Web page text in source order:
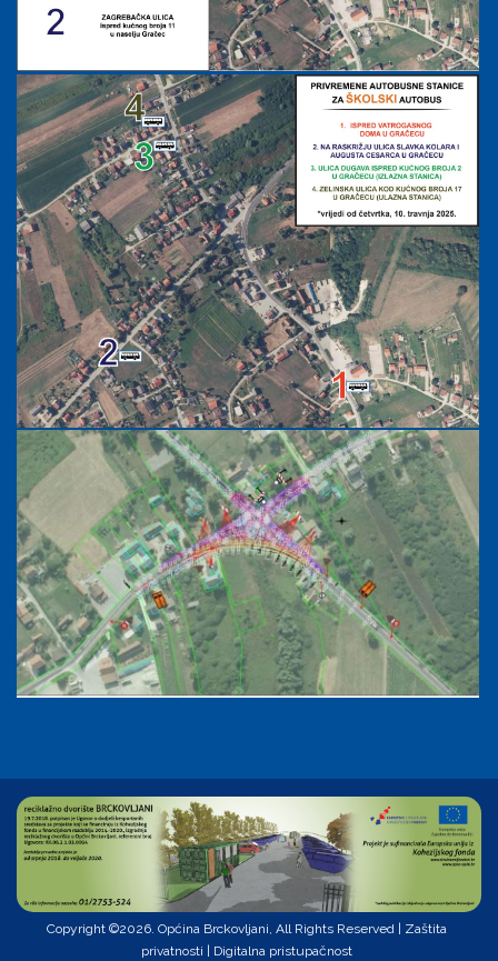
Copyright ©2026. Općina Brckovljani, All Rights Reserved |
Zaštita
privatnosti
Digitalna pristupačnost